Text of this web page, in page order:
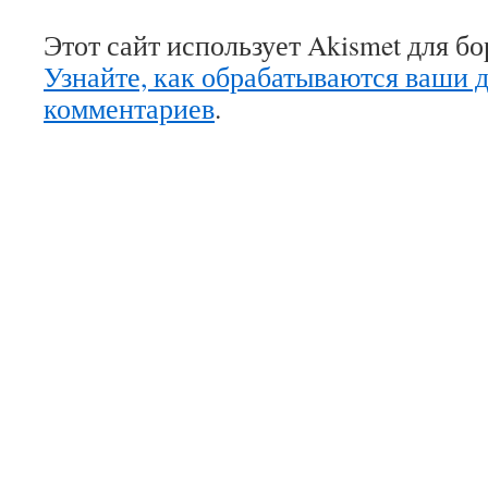
Этот сайт использует Akismet для
Узнайте, как обрабатываются ваши
комментариев.